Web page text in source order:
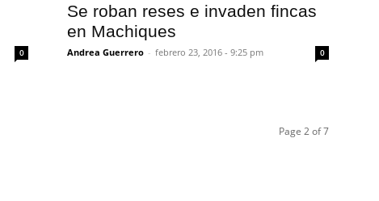
0
Se roban reses e invaden fincas
en Machiques
Andrea Guerrero - febrero 23, 2016 - 9:25 pm 0
Page 2 of 7